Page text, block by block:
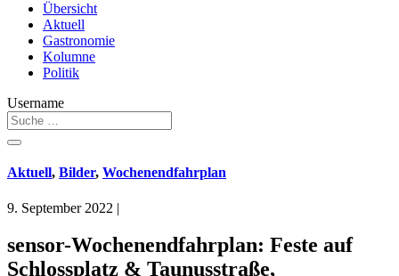
Übersicht
Aktuell
Gastronomie
Kolumne
Politik
Username
Aktuell, Bilder, Wochenendfahrplan
9. September 2022 |
sensor-Wochenendfahrplan: Feste auf
Schlossplatz & Taunusstraße,